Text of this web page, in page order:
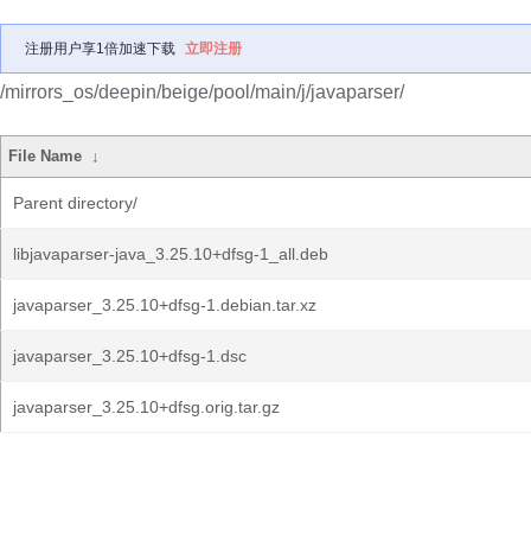
注册用户享1倍加速下载 立即注册
/mirrors_os/deepin/beige/pool/main/j/javaparser/
File Name ↓
Parent directory/
libjavaparser-java_3.25.10+dfsg-1_all.deb
javaparser_3.25.10+dfsg-1.debian.tar.xz
javaparser_3.25.10+dfsg-1.dsc
javaparser_3.25.10+dfsg.orig.tar.gz